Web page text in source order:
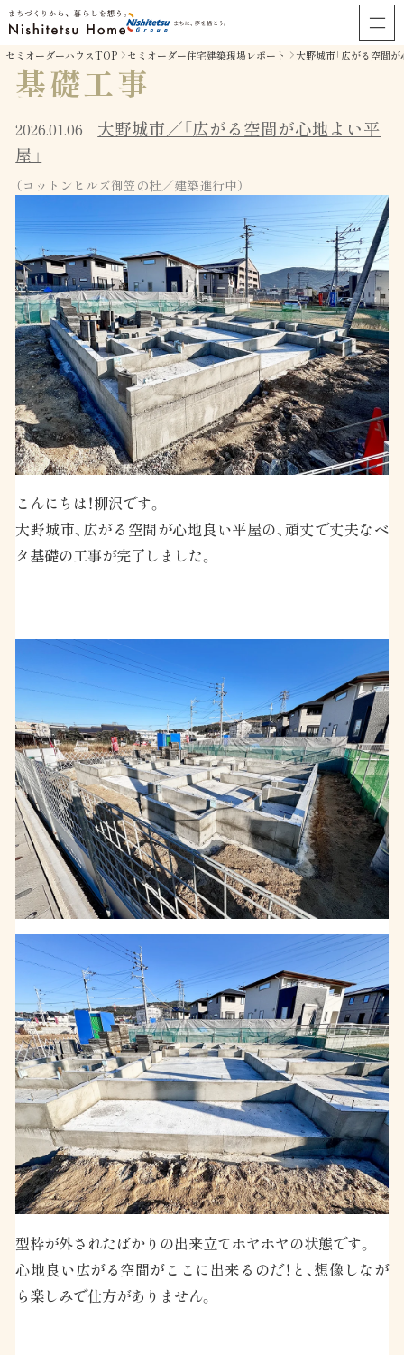
セミオーダーハウスTOP セミオーダー住宅建築現場レポート 大野城市「広がる空間が
基礎工事
2026.01.06 大野城市／「広がる空間が心地よい平
屋」
（コットンヒルズ御笠の杜／建築進行中）
こんにちは！柳沢です。
大野城市、広がる空間が心地良い平屋の、頑丈で丈夫なベ
タ基礎の工事が完了しました。
型枠が外されたばかりの出来立てホヤホヤの状態です。
心地良い広がる空間がここに出来るのだ！と、想像しなが
ら楽しみで仕方がありません。